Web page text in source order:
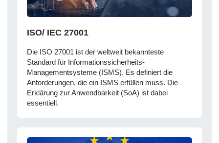
ISO/ IEC 27001
Die ISO 27001 ist der weltweit bekannteste
Standard für Informationssicherheits-
Managementsysteme (ISMS). Es definiert die
Anforderungen, die ein ISMS erfüllen muss. Die
Erklärung zur Anwendbarkeit (SoA) ist dabei
essentiell.